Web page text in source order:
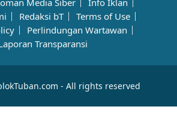
Media Siber
Info Iklan
Redaksi bT
Terms of Use
Perlindungan Wartawan
Transparansi
- All rights reserved